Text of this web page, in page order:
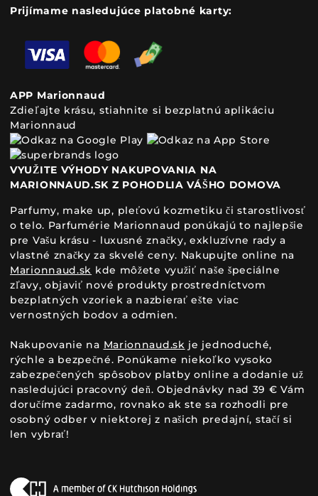
Prijímame nasledujúce platobné karty:
APP Marionnaud
Zdieľajte krásu, stiahnite si bezplatnú aplikáciu
Marionnaud
VYUŽITE VÝHODY NAKUPOVANIA NA
MARIONNAUD.SK Z POHODLIA VÁŠHO DOMOVA
Parfumy, make up, pleťovú kozmetiku či starostlivosť
o telo. Parfumérie Marionnaud ponúkajú to najlepšie
pre Vašu krásu - luxusné značky, exkluzívne rady a
vlastné značky za skvelé ceny. Nakupujte online na
Marionnaud.sk kde môžete využiť naše špeciálne
zľavy, objaviť nové produkty prostredníctvom
bezplatných vzoriek a nazbierať ešte viac
vernostných bodov a odmien.
Nakupovanie na Marionnaud.sk je jednoduché,
rýchle a bezpečné. Ponúkame niekoľko vysoko
zabezpečených spôsobov platby online a dodanie už
nasledujúci pracovný deň. Objednávky nad 39 € Vám
doručíme zadarmo, rovnako ak ste sa rozhodli pre
osobný odber v niektorej z našich predajní, stačí si
len vybrať!